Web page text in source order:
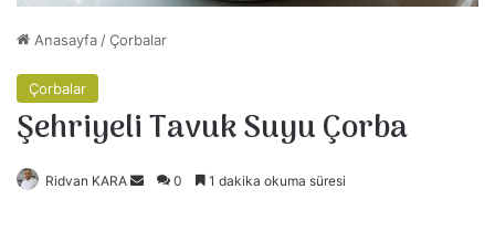
Anasayfa /Çorbalar
Çorbalar
Şehriyeli Tavuk Suyu Çorba
Ridvan KARA 0 1 dakika okuma süresi